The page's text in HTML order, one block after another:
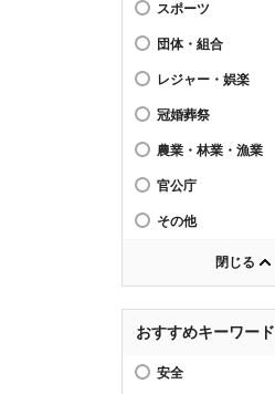
スポーツ
団体・組合
レジャー・娯楽
冠婚葬祭
農業・林業・漁業
官公庁
その他
閉じる
おすすめキーワード
安全